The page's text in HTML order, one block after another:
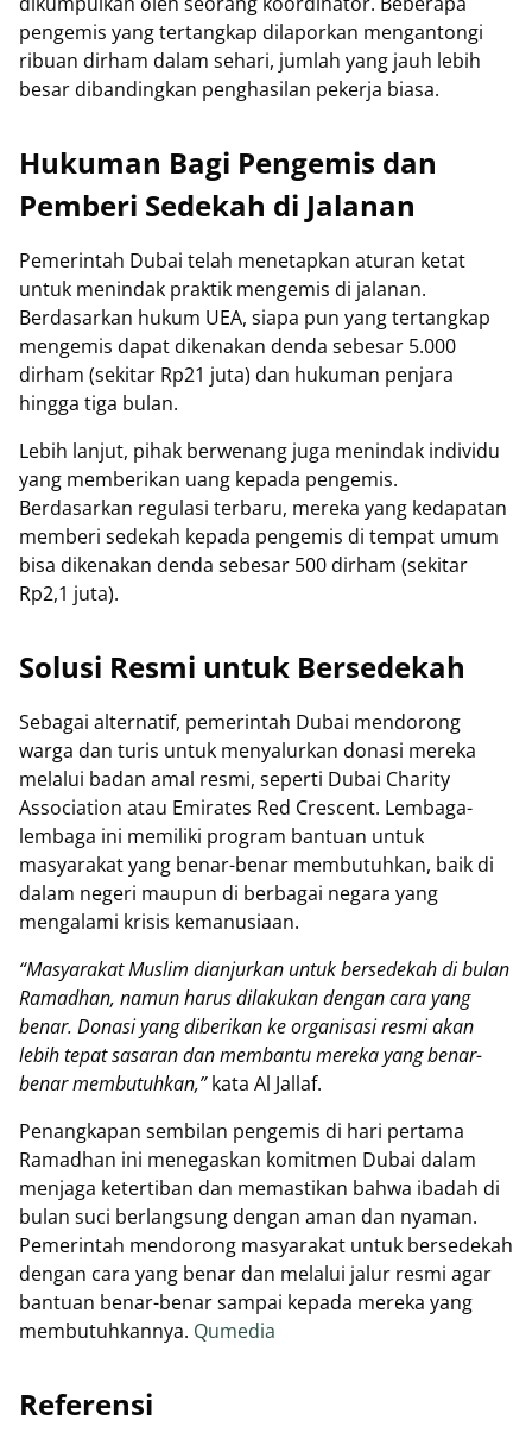
pengemis yang tertangkap dilaporkan mengantongi
ribuan dirham dalam sehari, jumlah yang jauh lebih
besar dibandingkan penghasilan pekerja biasa.
Hukuman Bagi Pengemis dan
Pemberi Sedekah di Jalanan
Pemerintah Dubai telah menetapkan aturan ketat
untuk menindak praktik mengemis di jalanan.
Berdasarkan hukum UEA, siapa pun yang tertangkap
mengemis dapat dikenakan denda sebesar 5.000
dirham (sekitar Rp21 juta) dan hukuman penjara
hingga tiga bulan.
Lebih lanjut, pihak berwenang juga menindak individu
yang memberikan uang kepada pengemis.
Berdasarkan regulasi terbaru, mereka yang kedapatan
memberi sedekah kepada pengemis di tempat umum
bisa dikenakan denda sebesar 500 dirham (sekitar
Rp2,1 juta).
Solusi Resmi untuk Bersedekah
Sebagai alternatif, pemerintah Dubai mendorong
warga dan turis untuk menyalurkan donasi mereka
melalui badan amal resmi, seperti Dubai Charity
Association atau Emirates Red Crescent. Lembaga-
lembaga ini memiliki program bantuan untuk
masyarakat yang benar-benar membutuhkan, baik di
dalam negeri maupun di berbagai negara yang
mengalami krisis kemanusiaan.
“Masyarakat Muslim dianjurkan untuk bersedekah di bulan
Ramadhan, namun harus dilakukan dengan cara yang
benar. Donasi yang diberikan ke organisasi resmi akan
lebih tepat sasaran dan membantu mereka yang benar-
benar membutuhkan,”kata Al Jallaf.
Penangkapan sembilan pengemis di hari pertama
Ramadhan ini menegaskan komitmen Dubai dalam
menjaga ketertiban dan memastikan bahwa ibadah di
bulan suci berlangsung dengan aman dan nyaman.
Pemerintah mendorong masyarakat untuk bersedekah
dengan cara yang benar dan melalui jalur resmi agar
bantuan benar-benar sampai kepada mereka yang
membutuhkannya. Qumedia
Referensi